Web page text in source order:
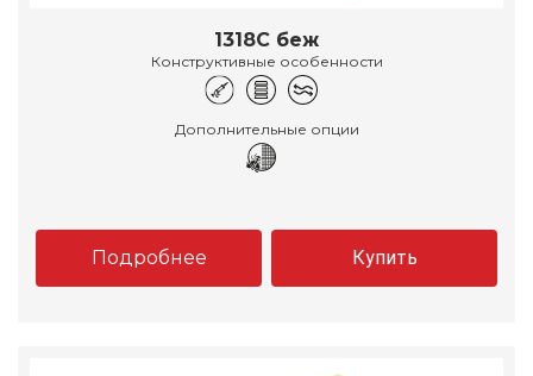
1318С беж
Конструктивные особенности
Дополнительные опции
Подробнее Купить